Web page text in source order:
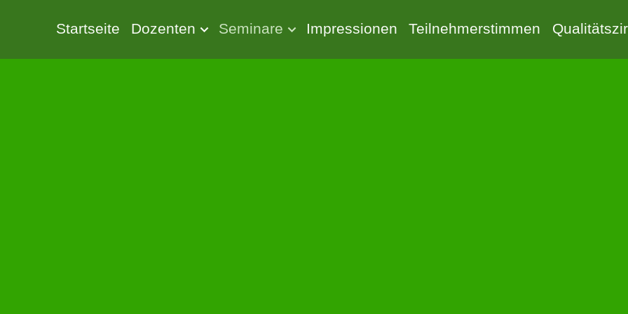
Startseite Dozenten Seminare Impressionen Teilnehmerstimmen